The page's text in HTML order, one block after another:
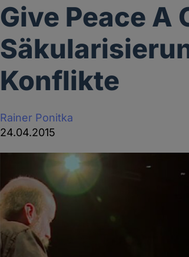
Give Peace A
Konflikte
Rainer Ponitka
24.04.2015